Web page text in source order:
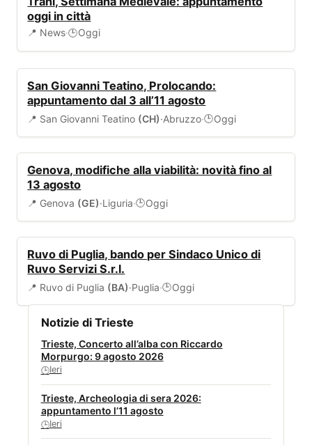
oggi in città
📍 News·🕒Oggi
San Giovanni Teatino, Prolocando:
appuntamento dal 3 all’11 agosto
📍 San Giovanni Teatino (CH)·Abruzzo·🕒Oggi
Genova, modifiche alla viabilità: novità fino al
13 agosto
📍 Genova (GE)·Liguria·🕒Oggi
Ruvo di Puglia, bando per Sindaco Unico di
Ruvo Servizi S.r.l.
📍 Ruvo di Puglia (BA)·Puglia·🕒Oggi
Notizie di Trieste
Trieste, Concerto all’alba con Riccardo
Morpurgo: 9 agosto 2026
🕒Ieri
Trieste, Archeologia di sera 2026:
appuntamento l’11 agosto
🕒Ieri